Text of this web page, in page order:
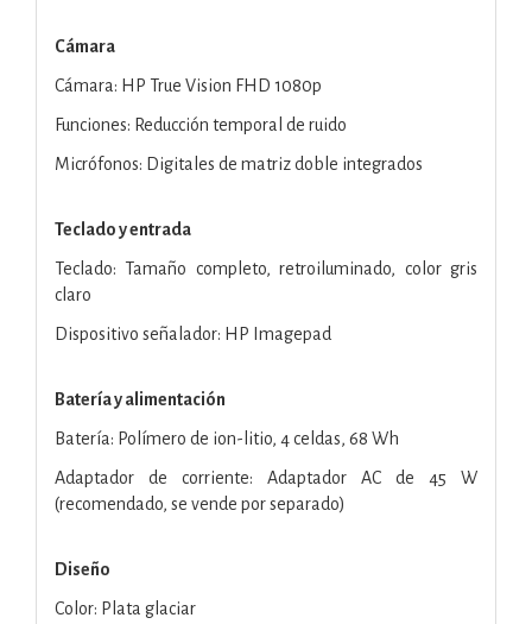
Cámara
Cámara: HP True Vision FHD 1080p
Funciones: Reducción temporal de ruido
Micrófonos: Digitales de matriz doble integrados
Teclado y entrada
Teclado: Tamaño completo, retroiluminado, color gris
claro
Dispositivo señalador: HP Imagepad
Batería y alimentación
Batería: Polímero de ion-litio, 4 celdas, 68 Wh
Adaptador de corriente: Adaptador AC de 45 W
(recomendado, se vende por separado)
Diseño
Color: Plata glaciar